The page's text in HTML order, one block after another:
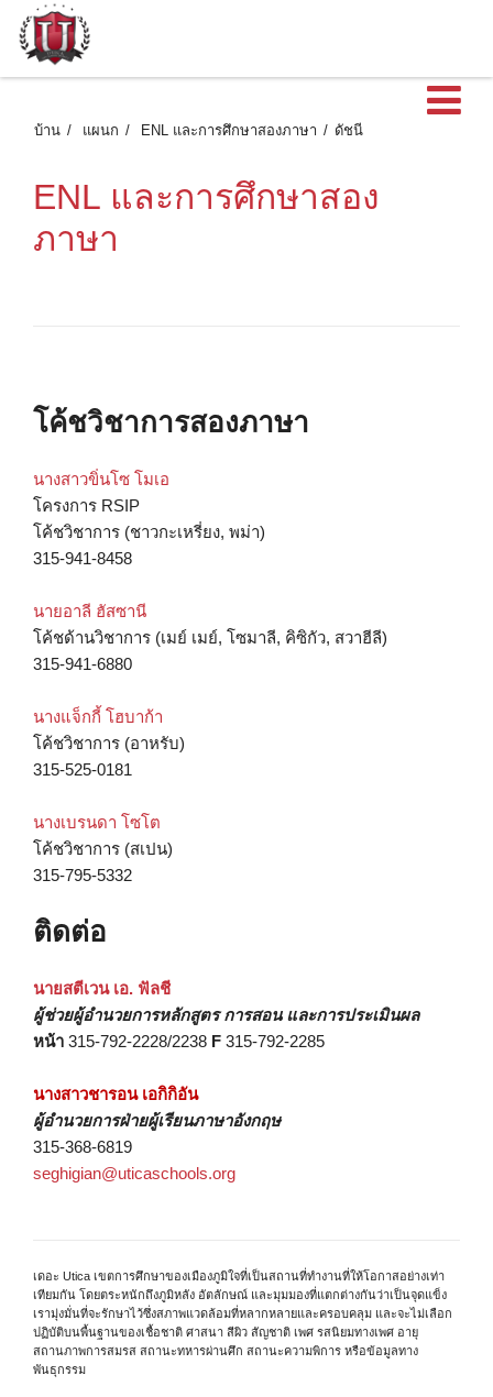
เ
บ้าน แผนก ENL และการศึกษาสองภาษา ดัชนี
ENL และการศึกษาสอง
ภาษา
โค้ชวิชาการสองภาษา
นางสาวขิ่นโซ โมเอ
โครงการ RSIP
โค้ชวิชาการ (ชาวกะเหรี่ยง, พม่า)
315-941-8458
นายอาลี ฮัสซานี
โค้ชด้านวิชาการ (เมย์ เมย์, โซมาลี, คิซิกัว, สวาฮีลี)
315-941-6880
นางแจ็กกี้ โฮบาก้า
โค้ชวิชาการ (อาหรับ)
315-525-0181
นางเบรนดา โซโต
โค้ชวิชาการ (สเปน)
315-795-5332
ติดต่อ
นายสตีเวน เอ. ฟัลชี
ผู้ช่วยผู้อํานวยการหลักสูตร การสอน และการประเมินผล
หน้า 315-792-2228/2238 F 315-792-2285
นางสาวชารอน เอกิกิอัน
ผู้อำนวยการฝ่ายผู้เรียนภาษาอังกฤษ
315-368-6819
seghigian@uticaschools.org
เดอะ Utica เขตการศึกษาของเมืองภูมิใจที่เป็นสถานที่ทำงานที่ให้โอกาสอย่างเท่า
เทียมกัน โดยตระหนักถึงภูมิหลัง อัตลักษณ์ และมุมมองที่แตกต่างกันว่าเป็นจุดแข็ง
เรามุ่งมั่นที่จะรักษาไว้ซึ่งสภาพแวดล้อมที่หลากหลายและครอบคลุม และจะไม่เลือก
ปฏิบัติบนพื้นฐานของเชื้อชาติ ศาสนา สีผิว สัญชาติ เพศ รสนิยมทางเพศ อายุ
สถานภาพการสมรส สถานะทหารผ่านศึก สถานะความพิการ หรือข้อมูลทาง
พันธุกรรม